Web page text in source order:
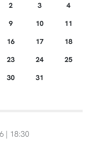
2 3 4
9 10 11
16 17 18
23 24 25
30 31
| 18:30